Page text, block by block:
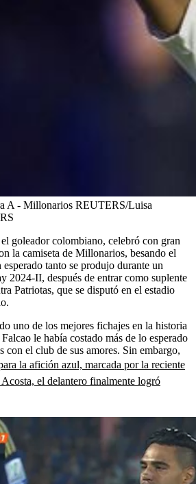
A - Millonarios REUTERS/Luisa
goleador colombiano, celebró con gran
la camiseta de Millonarios, besando el
tanto se produjo durante un
2024-II, después de entrar como suplente
Patriotas, que se disputó en el estadio
uno de los mejores fichajes en la historia
le había costado más de lo esperado
con el club de sus amores. Sin embargo,
la afición azul, marcada por la reciente
el delantero finalmente logró